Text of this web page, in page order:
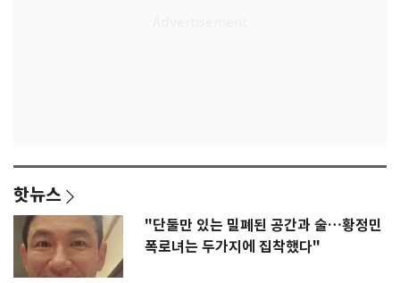
핫뉴스
"단둘만 있는 밀폐된 공간과 술…황정민
폭로녀는 두가지에 집착했다"